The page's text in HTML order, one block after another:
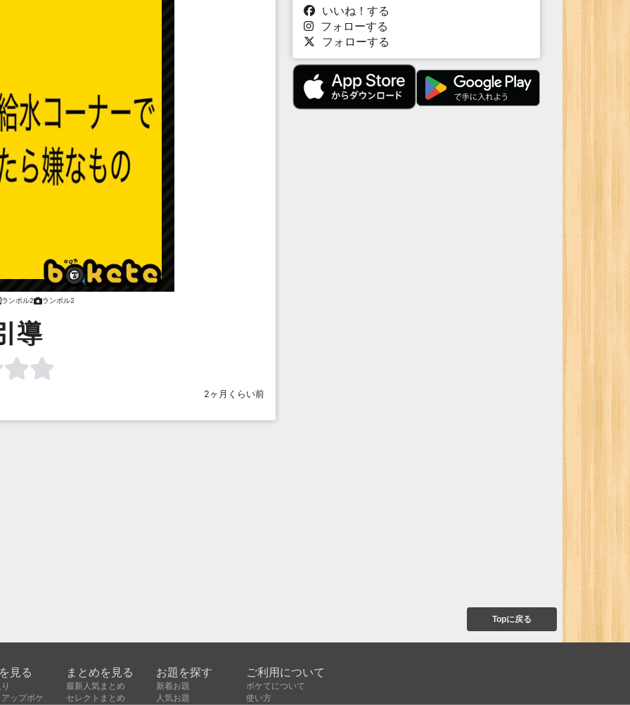
ランボル2 ランボル2
導
2ヶ月くらい前
いいね！する
フォローする
フォローする
Topに戻る
見る
ップボケ
まとめを見る
最新人気まとめ
セレクトまとめ
お題を探す
新着お題
人気お題
ご利用について
ボケてについて
使い方